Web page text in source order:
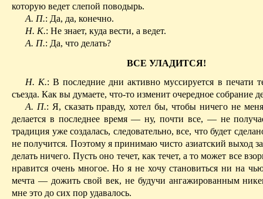
которую ведет слепой поводырь.
А. П.: Да, да, конечно.
Н. К.: Не знает, куда вести, а ведет.
А. П.: Да, что делать?
ВСЕ УЛАДИТСЯ!
Н. К.: В последние дни активно муссируется в печати
съезда. Как вы думаете, что-то изменит очередное собрание
А. П.: Я, сказать правду, хотел бы, чтобы ничего не
делается в последнее время — ну, почти все, — не
традиция уже создалась, следовательно, все, что будет
не получится. Поэтому я принимаю чисто азиатский выход
делать ничего. Пусть оно течет, как течет, а то может все
нравится очень многое. Но я не хочу становиться ни на
мечта — дожить свой век, не будучи ангажированным
мне это до сих пор удавалось.